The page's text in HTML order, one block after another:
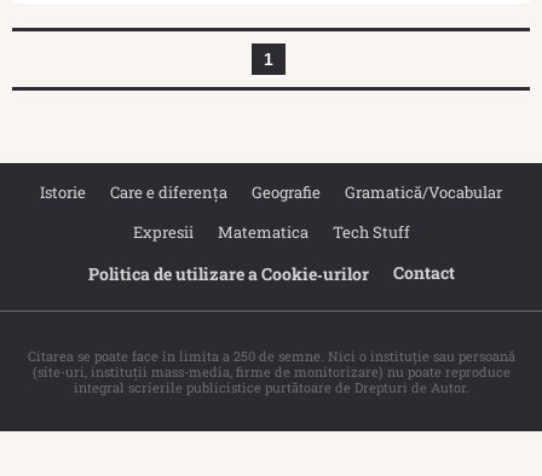
1
Istorie Care e diferența Geografie
Gramatică/Vocabular
Expresii
Matematica Tech Stuff
Politica de utilizare a Cookie‐urilor Contact
Citarea se poate face în limita a 250 de semne. Nici o instituţie sau persoană
(site-uri, instituţii mass-media, firme de monitorizare) nu poate reproduce
integral scrierile publicistice purtătoare de Drepturi de Autor.